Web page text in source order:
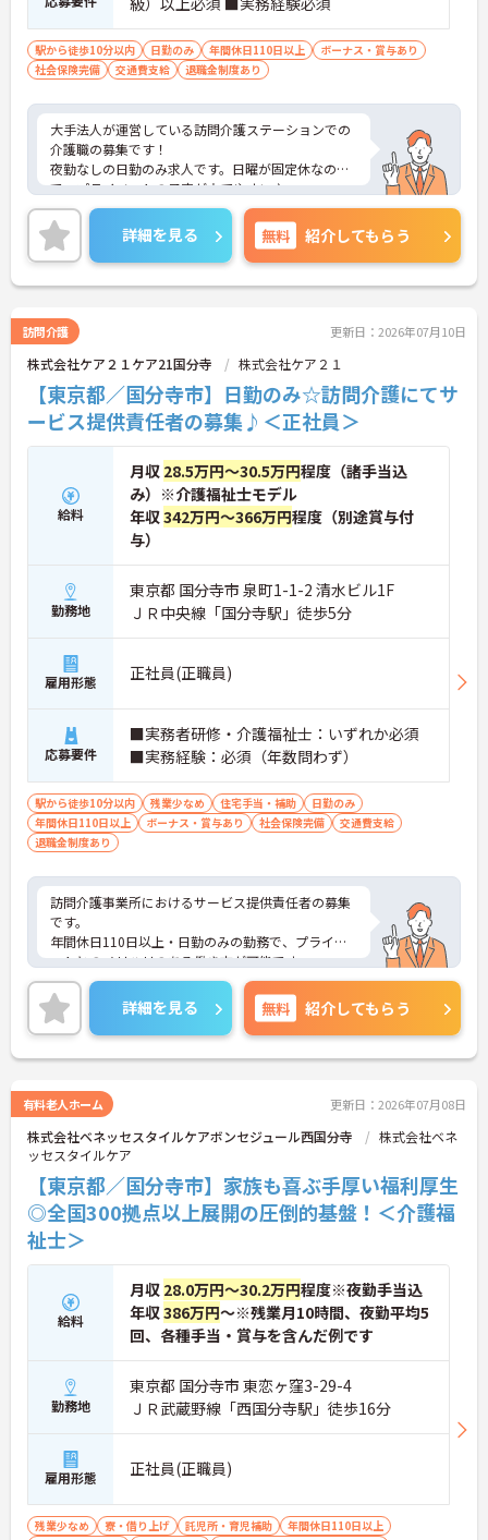
駅から徒歩10分以内 日勤のみ 年間休日110日以上
ボーナス・賞与あり
社会保険完備
交通費支給 退職金制度あり
大手法人が運営している訪問介護ステーションでの
介護職の募集です！
夜勤なしの日勤のみ求人です。日曜が固定休なの
で、プライベートの予定が立てやすい♪
資格手当や交通費等、各種手当が充実しているのも
安心☆
ご興味のある方には、面接対策ポイントなど、さら
に詳細をお話しいたしますのでお気軽にご相談くだ
さい！
詳細を見る 無料 紹介してもらう
訪問介護 更新日：2026年07月10日
株式会社ケア２１ケア21国分寺 株式会社ケア２１
【東京都／国分寺市】日勤のみ☆訪問介護にてサ
ービス提供責任者の募集♪＜正社員＞
給料
月収 28.5万円～30.5万円程度（諸手当込
み）※介護福祉士モデル
年収342万円～366万円程度（別途賞与付
与）
勤務地
東京都 国分寺市 泉町1-1-2 清水ビル1F
ＪＲ中央線「国分寺駅」徒歩5分
雇用形態 正社員(正職員)
応募要件
■実務者研修・介護福祉士：いずれか必須
■実務経験：必須（年数問わず）
駅から徒歩10分以内 残業少なめ 住宅手当・補助
日勤のみ
年間休日110日以上
ボーナス・賞与あり 社会保険完備
交通費支給
退職金制度あり
訪問介護事業所におけるサービス提供責任者の募集
です。
年間休日110日以上・日勤のみの勤務で、プライベ
ートとのメリハリのある働き方が可能です。
また、福利厚生が充実しています。働きやすい環境
が整っており、安心して長くご勤務いただけます◎
ご興味のある方には、面接対策ポイントなど、さら
に詳細をご案内しますのでお気軽にご相談くださ
い！
詳細を見る 無料 紹介してもらう
有料老人ホーム 更新日：2026年07月08日
株式会社ベネッセスタイルケアボンセジュール西国分寺
株式会社ベネ
ッセスタイルケア
【東京都／国分寺市】家族も喜ぶ手厚い福利厚生
◎全国300拠点以上展開の圧倒的基盤！＜介護福
祉士＞
給料
月収 28.0万円～30.2万円程度※夜勤手当込
年収386万円～※残業月10時間、夜勤平均5
回、各種手当・賞与を含んだ例です
勤務地
東京都 国分寺市 東恋ヶ窪3-29-4
ＪＲ武蔵野線「西国分寺駅」徒歩16分
雇用形態 正社員(正職員)
残業少なめ 寮・借り上げ 託児所・育児補助
年間休日110日以上